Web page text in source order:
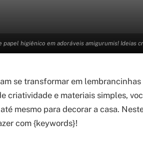
papel higiênico em adoráveis amigurumis! Ideias
se transformar em lembrancinhas
criatividade e materiais simples,
mesmo para decorar a casa.
com {keywords}!